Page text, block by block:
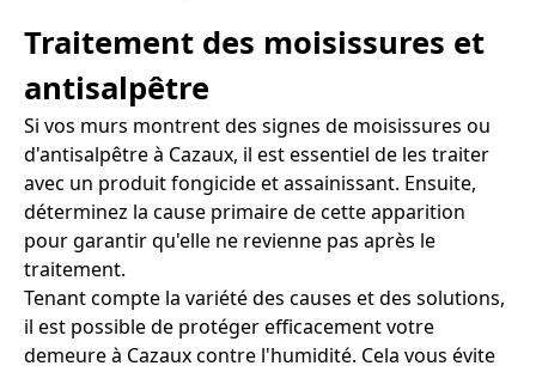
Traitement des moisissures et
antisalpêtre
Si vos murs montrent des signes de moisissures ou
d'antisalpêtre à Cazaux, il est essentiel de les traiter
avec un produit fongicide et assainissant. Ensuite,
déterminez la cause primaire de cette apparition
pour garantir qu'elle ne revienne pas après le
traitement.
Tenant compte la variété des causes et des solutions,
il est possible de protéger efficacement votre
demeure à Cazaux contre l'humidité. Cela vous évite